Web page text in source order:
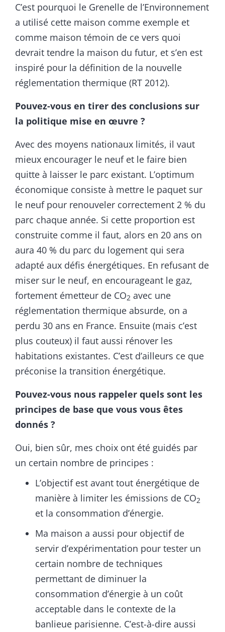
C’est pourquoi le Grenelle de l’Environnement
a utilisé cette maison comme exemple et
comme maison témoin de ce vers quoi
devrait tendre la maison du futur, et s’en est
inspiré pour la définition de la nouvelle
réglementation thermique (RT 2012).
Pouvez-vous en tirer des conclusions sur
la politique mise en œuvre ?
Avec des moyens nationaux limités, il vaut
mieux encourager le neuf et le faire bien
quitte à laisser le parc existant. L’optimum
économique consiste à mettre le paquet sur
le neuf pour renouveler correctement 2 % du
parc chaque année. Si cette proportion est
construite comme il faut, alors en 20 ans on
aura 40 % du parc du logement qui sera
adapté aux défis énergétiques. En refusant de
miser sur le neuf, en encourageant le gaz,
fortement émetteur de CO2 avec une
réglementation thermique absurde, on a
perdu 30 ans en France. Ensuite (mais c’est
plus couteux) il faut aussi rénover les
habitations existantes. C’est d’ailleurs ce que
préconise la transition énergétique.
Pouvez-vous nous rappeler quels sont les
principes de base que vous vous êtes
donnés ?
Oui, bien sûr, mes choix ont été guidés par
un certain nombre de principes :
L’objectif est avant tout énergétique de
manière à limiter les émissions de CO2
et la consommation d’énergie.
Ma maison a aussi pour objectif de
servir d’expérimentation pour tester un
certain nombre de techniques
permettant de diminuer la
consommation d’énergie à un coût
acceptable dans le contexte de la
banlieue parisienne. C’est-à-dire aussi